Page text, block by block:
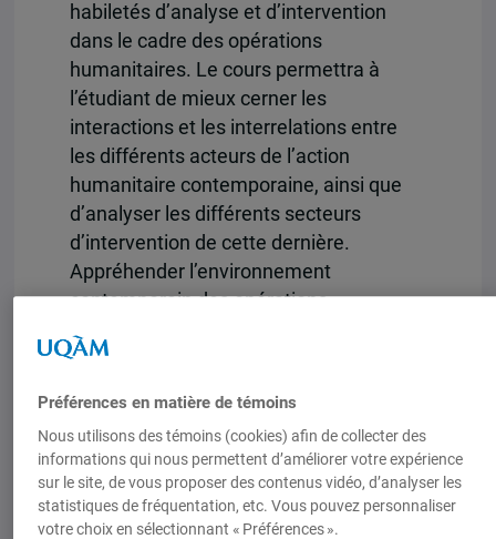
habiletés d’analyse et d’intervention
dans le cadre des opérations
humanitaires. Le cours permettra à
l’étudiant de mieux cerner les
interactions et les interrelations entre
les différents acteurs de l’action
humanitaire contemporaine, ainsi que
d’analyser les différents secteurs
d’intervention de cette dernière.
Appréhender l’environnement
contemporain des opérations
humanitaires des Nations Unies, des
États et des autres acteurs
composantes: cadre juridique, sécurité
alimentaire, VIH/SIDA, Codes de
conduite et Normes minimales (Sphère),
militaires et humanitaires, coordination
Préférences en matière de témoins
Nous utilisons des témoins (cookies) afin de collecter des
informations qui nous permettent d’améliorer votre expérience
sur le site, de vous proposer des contenus vidéo, d’analyser les
statistiques de fréquentation, etc. Vous pouvez personnaliser
votre choix en sélectionnant « Préférences ».